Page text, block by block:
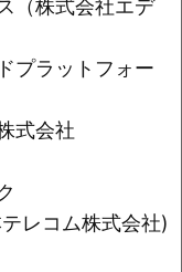
（株式会社エデ
プラットフォー
式会社
レコム株式会社)